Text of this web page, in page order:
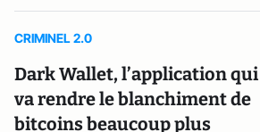
CRIMINEL 2.0
Dark Wallet, l’application qui
va rendre le blanchiment de
bitcoins beaucoup plus